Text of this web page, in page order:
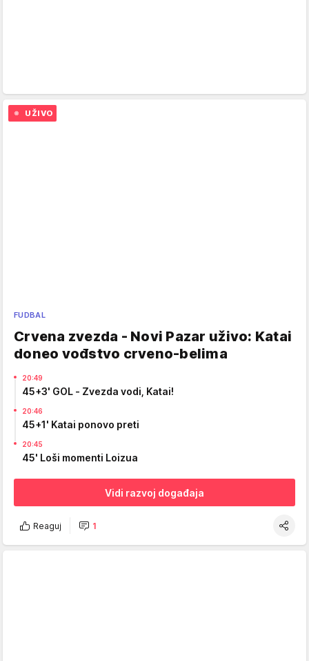
FUDBAL
Crvena zvezda - Novi Pazar uživo: Katai
doneo vođstvo crveno-belima
UŽIVO
20:49
45+3' GOL - Zvezda vodi, Katai!
20:46
45+1' Katai ponovo preti
20:45
45' Loši momenti Loizua
Vidi razvoj događaja
Reaguj 1